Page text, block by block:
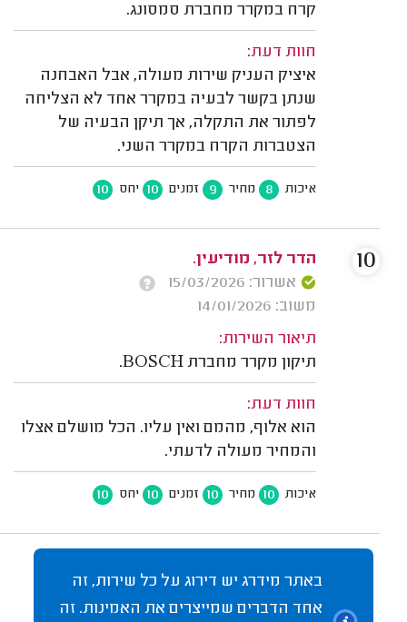
קרח במקרר מחברת סמסונג.
חוות דעת:
איציק העניק שירות מעולה, אבל האבחנה
שנתן בקשר לבעיה במקרר אחד לא הצליחה
לפתור את התקלה, אך תיקן הבעיה של
הצטברות הקרח במקרר השני.
איכות 8 מחיר 9 זמנים 10 יחס 10
הדר לזר, מודיעין.
אשרור: 15/03/2026
משוב: 14/01/2026
תיאור השירות:
תיקון מקרר מחברת BOSCH.
חוות דעת:
הוא אלוף, מהמם ואין עליו. הכל מושלם אצלו
והמחיר מעולה לדעתי.
איכות 10 מחיר 10 זמנים 10 יחס 10
10
באתר מידרג יש דירוג על כל שירות, זה
אחד הדברים שמייצרים את האמינות. זה